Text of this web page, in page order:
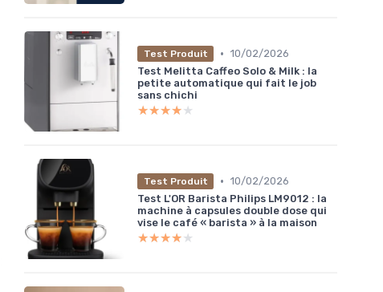
Test Produit • 10/02/2026
Test Melitta Caffeo Solo & Milk : la
petite automatique qui fait le job
sans chichi
★★★★★
★★★★★
Test Produit • 10/02/2026
Test L'OR Barista Philips LM9012 : la
machine à capsules double dose qui
vise le café « barista » à la maison
★★★★★
★★★★★